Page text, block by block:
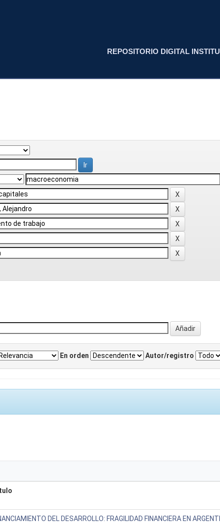
REPOSITORIO DIGITAL
En orden Autor/registro
DEL DESARROLLO: FRAGILIDAD FINANCIERA EN